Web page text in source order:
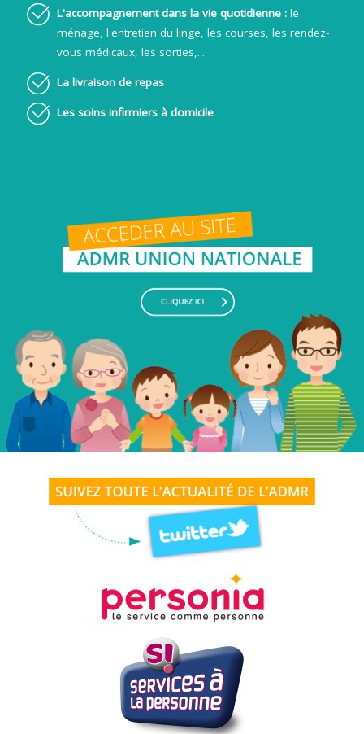
L'accompagnement dans la vie quotidienne : le
ménage, l'entretien du linge, les courses, les rendez-
vous médicaux, les sorties,...
La livraison de repas
Les soins infirmiers à domicile